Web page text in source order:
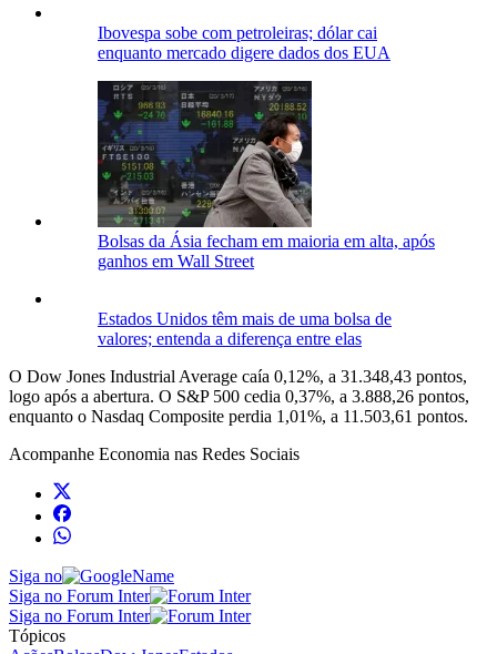
Ibovespa sobe com petroleiras; dólar cai
enquanto mercado digere dados dos EUA
Bolsas da Ásia fecham em maioria em alta, após
ganhos em Wall Street
Estados Unidos têm mais de uma bolsa de
valores; entenda a diferença entre elas
O Dow Jones Industrial Average caía 0,12%, a 31.348,43 pontos,
logo após a abertura. O S&P 500 cedia 0,37%, a 3.888,26 pontos,
enquanto o Nasdaq Composite perdia 1,01%, a 11.503,61 pontos.
Acompanhe Economia nas Redes Sociais
Siga no
Siga no Forum Inter
Siga no Forum Inter
Tópicos